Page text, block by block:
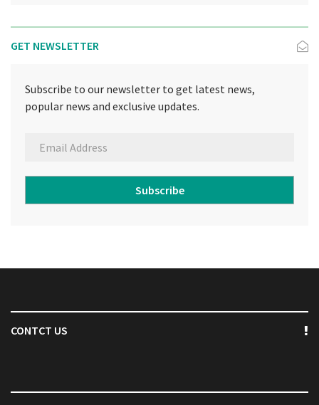
GET NEWSLETTER
Subscribe to our newsletter to get latest news,
popular news and exclusive updates.
Subscribe
CONTCT US